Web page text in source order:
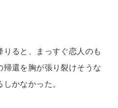
ると、まっすぐ恋人のも
還を胸が張り裂けそうな
かなかった。